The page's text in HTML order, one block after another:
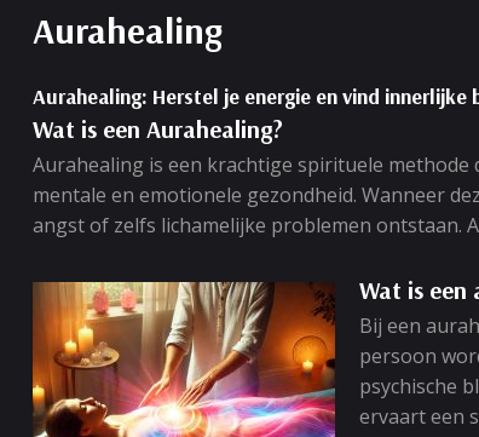
Aurahealing
Aurahealing: Herstel je energie en vind innerlijke
Wat is een Aurahealing?
Aurahealing is een krachtige spirituele methode
mentale en emotionele gezondheid. Wanneer
angst of zelfs lichamelijke problemen ontstaan.
Wat is een
Bij een
persoon
psychische
ervaart een